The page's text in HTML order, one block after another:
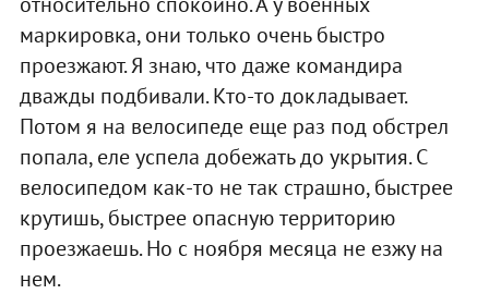
маркировка, они только очень быстро
проезжают. Я знаю, что даже командира
дважды подбивали. Кто-то докладывает.
Потом я на велосипеде еще раз под обстрел
попала, еле успела добежать до укрытия. С
велосипедом как-то не так страшно, быстрее
крутишь, быстрее опасную территорию
проезжаешь. Но с ноября месяца не езжу на
нем.